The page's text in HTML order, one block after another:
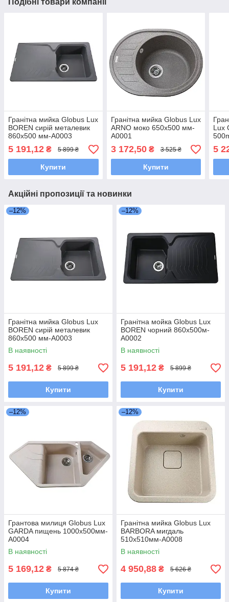
Гранітна мийка Globus Lux
BOREN сирій металевик
860х500 мм-А0003
5 191,12 ₴ 5 899 ₴
Купити
Гранітна мийка Globus Lux
ARNO моко 650х500 мм-
А0001
3 172,50₴ 3 525 ₴
Купити
Lux
5
Акційні пропозиції та новинки
–12%
Гранітна мийка Globus Lux
BOREN сирій металевик
860х500 мм-А0003
В наявності
5 191,12 ₴ 5 899 ₴
Купити
–12%
Гранітна мойка Globus Lux
BOREN чорний 860x500м-
А0002
В наявності
5 191,12 ₴ 5 899 ₴
Купити
–12%
Грантова милиця Globus Lux
GARDA пищень 1000x500мм-
А0004
В наявності
5 169,12 ₴ 5 874 ₴
Купити
–12%
Гранітна мийка Globus Lux
BARBORA мигдаль
510х510мм-А0008
В наявності
4 950,88 ₴ 5 626 ₴
Купити